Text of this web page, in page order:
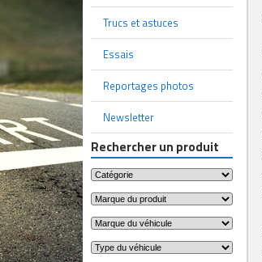
Trucs et astuces
Essais
Reportages photos
Newsletter
Rechercher un produit